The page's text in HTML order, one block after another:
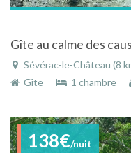
Sévérac-le-Château (8
Gîte
1 chambre
138€/nuit